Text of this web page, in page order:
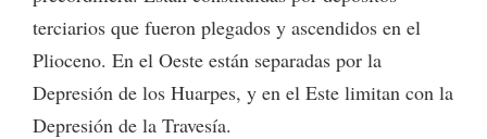
terciarios que fueron plegados y ascendidos en el
Plioceno. En el Oeste están separadas por la
Depresión de los Huarpes, y en el Este limitan con la
Depresión de la Travesía.